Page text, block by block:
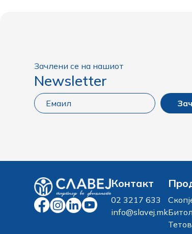
Зачлени се на нашиот
Newsletter
Контакт
02 3217 633
info@slavej.mk